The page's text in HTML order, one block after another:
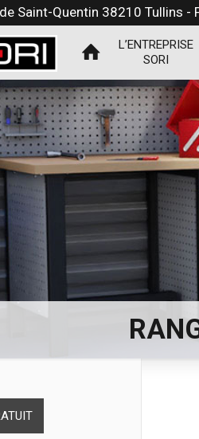
Saint-Quentin 38210 Tullins -
L’ENTREPRISE
SORI